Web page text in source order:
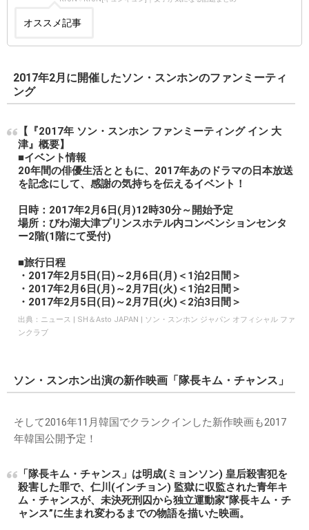
オススメ記事
2017年2月に開催したソン・スンホンのファンミーティ
ング
【『2017年 ソン・スンホン ファンミーティング イン 大
津』概要】
■イベント情報
20年間の俳優生活とともに、2017年あのドラマの日本放送
を記念にして、感謝の気持ちを伝えるイベント！
日時：2017年2月6日(月)12時30分～開始予定
場所：びわ湖大津プリンスホテル内コンベンションセンタ
ー2階(1階にて受付)
■旅行日程
・2017年2月5日(日)～2月6日(月)＜1泊2日間＞
・2017年2月6日(月)～2月7日(火)＜1泊2日間＞
・2017年2月5日(日)～2月7日(火)＜2泊3日間＞
出典： ニュース | SH＆Asto JAPAN | ソン・スンホン ジャパン オフィシャル ファ
ンクラブ
ソン・スンホン出演の新作映画「隊長キム・チャンス」
そして2016年11月韓国でクランクインした新作映画も2017
年韓国公開予定！
「隊長キム・チャンス」は明成(ミョンソン) 皇后殺害犯を
殺害した罪で、仁川(インチョン) 監獄に収監された青年キ
ム・チャンスが、未決死刑囚から独立運動家“隊長キム・チ
ャンス”に生まれ変わるまでの物語を描いた映画。